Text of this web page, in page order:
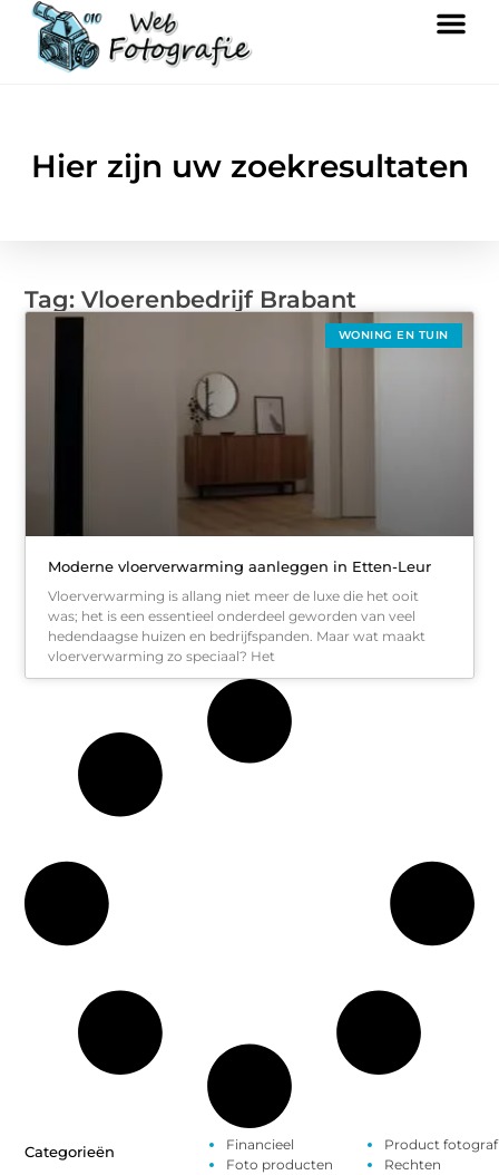
Hier zijn uw zoekresultaten
Tag: Vloerenbedrijf Brabant
WONING EN TUIN
Moderne vloerverwarming aanleggen in Etten-Leur
Vloerverwarming is allang niet meer de luxe die het ooit
was; het is een essentieel onderdeel geworden van veel
hedendaagse huizen en bedrijfspanden. Maar wat maakt
vloerverwarming zo speciaal? Het
Categorieën
Financieel
Foto producten
Product
Rechten